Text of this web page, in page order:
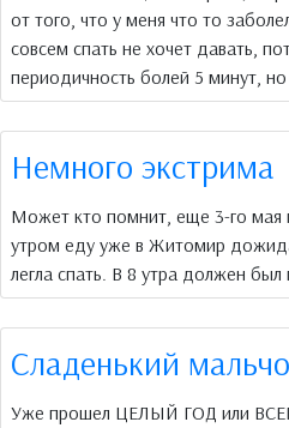
от того, что у меня что то
совсем спать не хочет давать,
периодичность болей 5 минут, но
Немного экстрима
Может кто помнит, еще 3-го мая
утром еду уже в Житомир
легла спать. В 8 утра должен был
Сладенький
Уже прошел ЦЕЛЫЙ ГОД или